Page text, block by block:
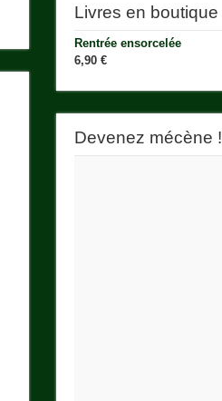
Livres en boutique
Rentrée ensorcelée
6,90 €
Devenez mécène !